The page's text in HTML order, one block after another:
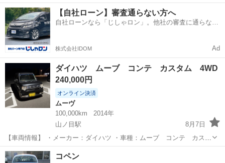
名： ダイハツ ■ 車種名： タント ■ グレード名： Ｘ ２Ｗ
Ｄ スライドドア キーフリー ■ 排気量： 660cc ■ ドア枚数：
5D ■...
岩手 紫波郡 タント 車両
【自社ローン】審査通らない方へ
自社ローンなら「じしゃロン」。他社の審査に通らなか
株式会社IDOM Ad
ダイハツ ムーブ コンテ カスタム 4WD
240,000円
オンライン決済
ムーヴ
100,000km
2014年
山ノ目駅
8月7日
【車両情報】 ・メーカー：ダイハツ ・車種：ムーブ コンテ カスタ
ム ・年式：H26年式 ・走行距離：10万キロ ・車検：9年2月 ・カラ
ー：ブラック ・ミッション：AT/CVT ・駆動方式：4WD ・修復歴：無
岩手 一関市
コペン